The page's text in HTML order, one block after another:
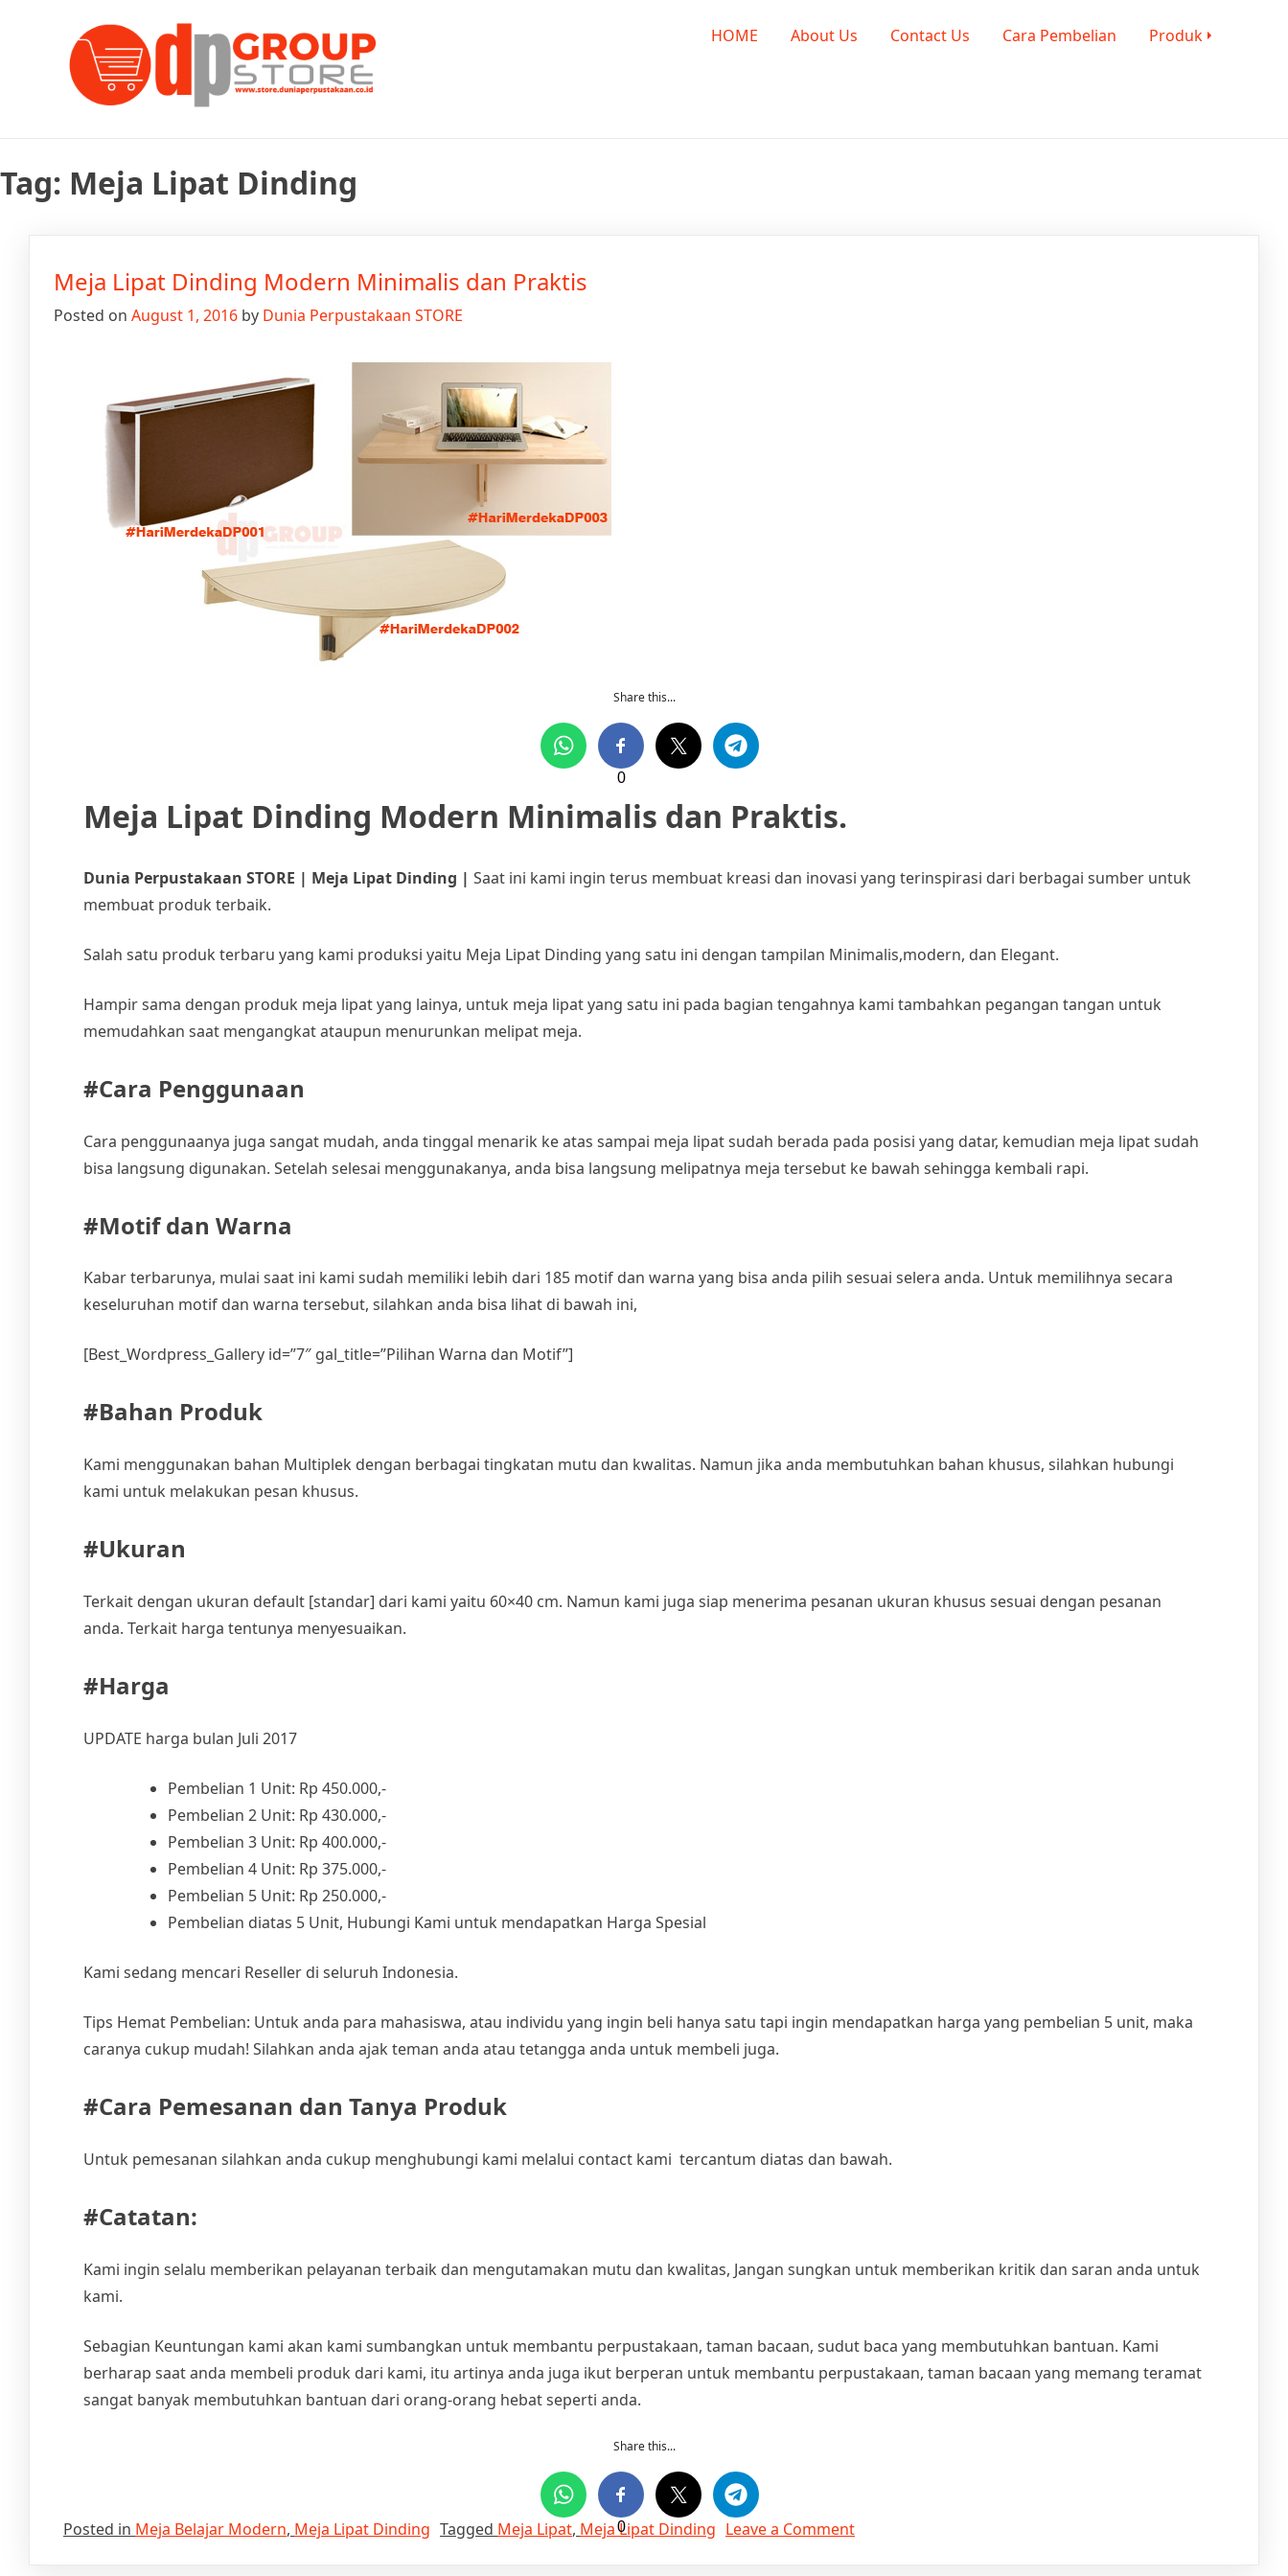
Dunia Perpustakaan STORE HOME About Us Contact Us Cara Pembelian Produk
Tag: Meja Lipat Dinding
Meja Lipat Dinding Modern Minimalis dan Praktis
Posted on August 1, 2016 by Dunia Perpustakaan STORE
Share this...
0
Meja Lipat Dinding Modern Minimalis dan Praktis.
Dunia Perpustakaan STORE | Meja Lipat Dinding | Saat ini kami ingin terus membuat kreasi dan inovasi yang terinspirasi dari berbagai sumber untuk
membuat produk terbaik.
Salah satu produk terbaru yang kami produksi yaitu Meja Lipat Dinding yang satu ini dengan tampilan Minimalis,modern, dan Elegant.
Hampir sama dengan produk meja lipat yang lainya, untuk meja lipat yang satu ini pada bagian tengahnya kami tambahkan pegangan tangan untuk
memudahkan saat mengangkat ataupun menurunkan melipat meja.
#Cara Penggunaan
Cara penggunaanya juga sangat mudah, anda tinggal menarik ke atas sampai meja lipat sudah berada pada posisi yang datar, kemudian meja lipat sudah
bisa langsung digunakan. Setelah selesai menggunakanya, anda bisa langsung melipatnya meja tersebut ke bawah sehingga kembali rapi.
#Motif dan Warna
Kabar terbarunya, mulai saat ini kami sudah memiliki lebih dari 185 motif dan warna yang bisa anda pilih sesuai selera anda. Untuk memilihnya secara
keseluruhan motif dan warna tersebut, silahkan anda bisa lihat di bawah ini,
[Best_Wordpress_Gallery id=”7″ gal_title=”Pilihan Warna dan Motif”]
#Bahan Produk
Kami menggunakan bahan Multiplek dengan berbagai tingkatan mutu dan kwalitas. Namun jika anda membutuhkan bahan khusus, silahkan hubungi
kami untuk melakukan pesan khusus.
#Ukuran
Terkait dengan ukuran default [standar] dari kami yaitu 60×40 cm. Namun kami juga siap menerima pesanan ukuran khusus sesuai dengan pesanan
anda. Terkait harga tentunya menyesuaikan.
#Harga
UPDATE harga bulan Juli 2017
Pembelian 1 Unit: Rp 450.000,-
Pembelian 2 Unit: Rp 430.000,-
Pembelian 3 Unit: Rp 400.000,-
Pembelian 4 Unit: Rp 375.000,-
Pembelian 5 Unit: Rp 250.000,-
Pembelian diatas 5 Unit, Hubungi Kami untuk mendapatkan Harga Spesial
Kami sedang mencari Reseller di seluruh Indonesia.
Tips Hemat Pembelian: Untuk anda para mahasiswa, atau individu yang ingin beli hanya satu tapi ingin mendapatkan harga yang pembelian 5 unit, maka
caranya cukup mudah! Silahkan anda ajak teman anda atau tetangga anda untuk membeli juga.
#Cara Pemesanan dan Tanya Produk
Untuk pemesanan silahkan anda cukup menghubungi kami melalui contact kami tercantum diatas dan bawah.
#Catatan:
Kami ingin selalu memberikan pelayanan terbaik dan mengutamakan mutu dan kwalitas, Jangan sungkan untuk memberikan kritik dan saran anda untuk
kami.
Sebagian Keuntungan kami akan kami sumbangkan untuk membantu perpustakaan, taman bacaan, sudut baca yang membutuhkan bantuan. Kami
berharap saat anda membeli produk dari kami, itu artinya anda juga ikut berperan untuk membantu perpustakaan, taman bacaan yang memang teramat
sangat banyak membutuhkan bantuan dari orang-orang hebat seperti anda.
Share this...
0
Posted in Meja Belajar Modern, Meja Lipat Dinding Tagged Meja Lipat, Meja Lipat Dinding Leave a Commenton